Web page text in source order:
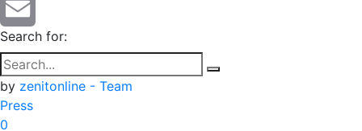
LinkedIn
Email
Search for:
by zenitonline - Team
Press
0